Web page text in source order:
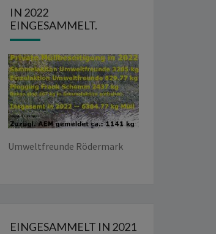
IN 2022
EINGESAMMELT.
Umweltfreunde Rödermark
EINGESAMMELT IN 2021